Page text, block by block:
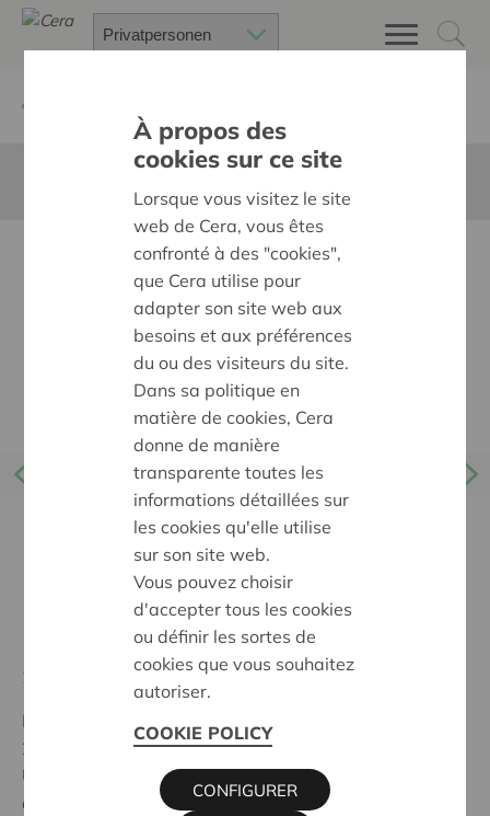
Le Dinant Jazz Festival
25 Jul 2025 - 27 Jul 2025
Le festival annuel de jazz de Dinant revient pour sa
24ième édition.
Un festival d'été, hors du commun, réunissant des
artistes et musiciens de renommée mondiale dans la
À propos des
cookies sur ce site
Lorsque vous visitez le site
web de Cera, vous êtes
confronté à des "cookies",
que Cera utilise pour
adapter son site web aux
besoins et aux préférences
du ou des visiteurs du site.
Dans sa politique en
matière de cookies, Cera
donne de manière
transparente toutes les
informations détaillées sur
les cookies qu'elle utilise
sur son site web.
Vous pouvez choisir
d'accepter tous les cookies
ou définir les sortes de
cookies que vous souhaitez
autoriser.
COOKIE POLICY
CONFIGURER